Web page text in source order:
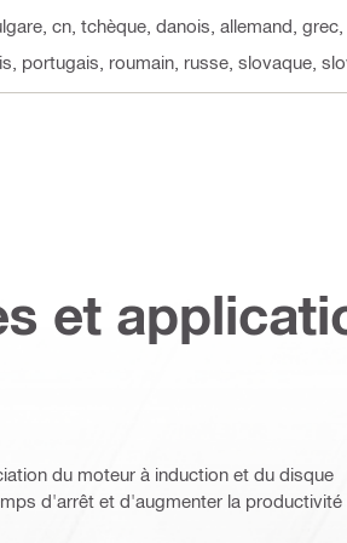
cn, tchèque, danois, allemand,
portugais, roumain, russe, slovaque,
et
du moteur à induction et du disque
d'arrêt et d'augmenter la productivité